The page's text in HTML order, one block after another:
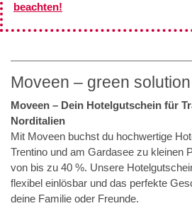
beachten!
Moveen – green
Moveen – Dein Hotelgutschein für
Norditalien
Mit Moveen buchst du hochwertige
Trentino und am Gardasee zu kleinen
von bis zu 40 %. Unsere
flexibel einlösbar und das perfekte
deine Familie oder Freunde.